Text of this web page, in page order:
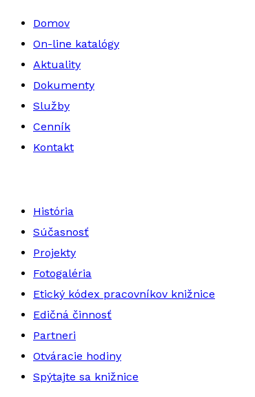
Domov
On-line katalógy
Aktuality
Dokumenty
Služby
Cenník
Kontakt
História
Súčasnosť
Projekty
Fotogaléria
Etický kódex pracovníkov knižnice
Edičná činnosť
Partneri
Otváracie hodiny
Spýtajte sa knižnice